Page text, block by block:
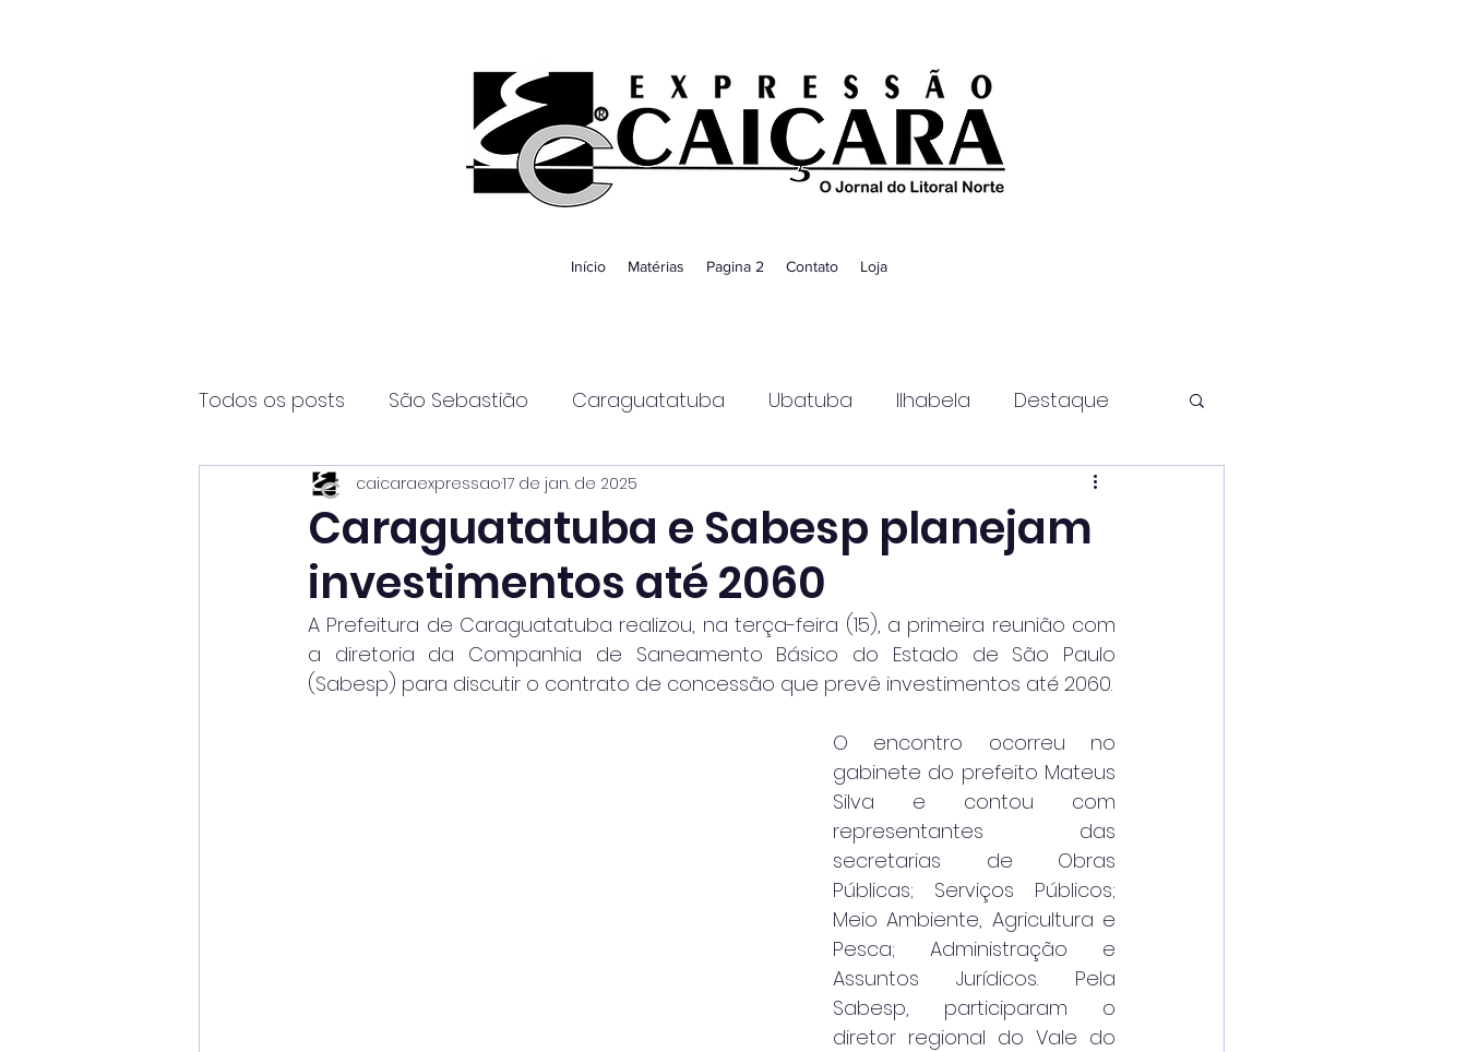
Início Matérias Pagina 2 Contato Loja
Todos os posts São Sebastião Caraguatatuba Ubatuba Ilhabela Destaque
Página2 Itanhaém Guaratinguetá
Caraguatatuba e Sabesp planejam
investimentos até 2060
caicaraexpressao17 de jan. de 2025
A Prefeitura de Caraguatatuba realizou, na terça-feira (15), a primeira reunião com
a diretoria da Companhia de Saneamento Básico do Estado de São Paulo
(Sabesp) para discutir o contrato de concessão que prevê investimentos até 2060.
O encontro ocorreu no
gabinete do prefeito Mateus
Silva e contou com
representantes das
secretarias de Obras
Públicas; Serviços Públicos;
Meio Ambiente, Agricultura e
Pesca; Administração e
Assuntos Jurídicos. Pela
Sabesp, participaram o
diretor regional do Vale do